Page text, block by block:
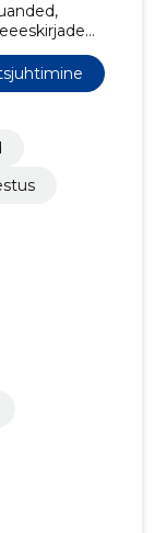
teenused,